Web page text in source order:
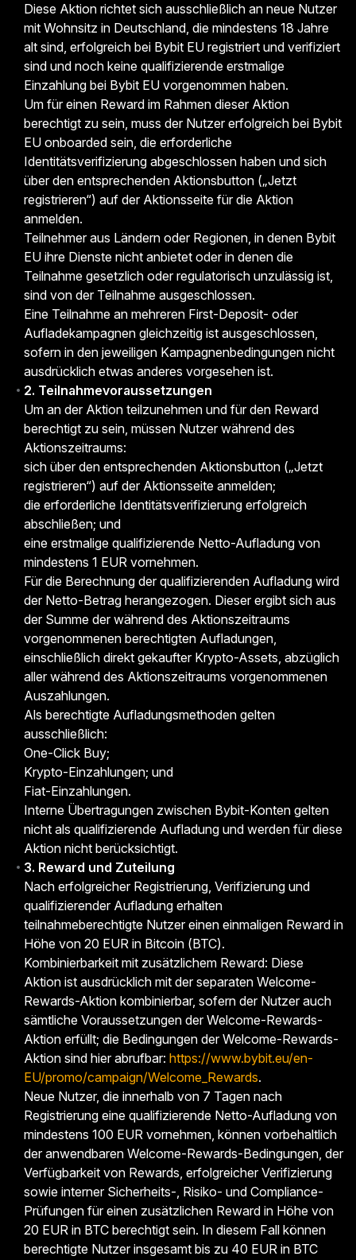
Diese Aktion richtet sich ausschließlich an neue Nutzer
mit Wohnsitz in Deutschland, die mindestens 18 Jahre
alt sind, erfolgreich bei Bybit EU registriert und verifiziert
sind und noch keine qualifizierende erstmalige
Einzahlung bei Bybit EU vorgenommen haben.
Um für einen Reward im Rahmen dieser Aktion
berechtigt zu sein, muss der Nutzer erfolgreich bei Bybit
EU onboarded sein, die erforderliche
Identitätsverifizierung abgeschlossen haben und sich
über den entsprechenden Aktionsbutton („Jetzt
registrieren“) auf der Aktionsseite für die Aktion
anmelden.
Teilnehmer aus Ländern oder Regionen, in denen Bybit
EU ihre Dienste nicht anbietet oder in denen die
Teilnahme gesetzlich oder regulatorisch unzulässig ist,
sind von der Teilnahme ausgeschlossen.
Eine Teilnahme an mehreren First-Deposit- oder
Aufladekampagnen gleichzeitig ist ausgeschlossen,
sofern in den jeweiligen Kampagnenbedingungen nicht
ausdrücklich etwas anderes vorgesehen ist.
2. Teilnahmevoraussetzungen
Um an der Aktion teilzunehmen und für den Reward
berechtigt zu sein, müssen Nutzer während des
Aktionszeitraums:
sich über den entsprechenden Aktionsbutton („Jetzt
registrieren“) auf der Aktionsseite anmelden;
die erforderliche Identitätsverifizierung erfolgreich
abschließen; und
eine erstmalige qualifizierende Netto-Aufladung von
mindestens 1 EUR vornehmen.
Für die Berechnung der qualifizierenden Aufladung wird
der Netto-Betrag herangezogen. Dieser ergibt sich aus
der Summe der während des Aktionszeitraums
vorgenommenen berechtigten Aufladungen,
einschließlich direkt gekaufter Krypto-Assets, abzüglich
aller während des Aktionszeitraums vorgenommenen
Auszahlungen.
Als berechtigte Aufladungsmethoden gelten
ausschließlich:
One-Click Buy;
Krypto-Einzahlungen; und
Fiat-Einzahlungen.
Interne Übertragungen zwischen Bybit-Konten gelten
nicht als qualifizierende Aufladung und werden für diese
Aktion nicht berücksichtigt.
3. Reward und Zuteilung
Nach erfolgreicher Registrierung, Verifizierung und
qualifizierender Aufladung erhalten
teilnahmeberechtigte Nutzer einen einmaligen Reward in
Höhe von 20 EUR in Bitcoin (BTC).
Kombinierbarkeit mit zusätzlichem Reward: Diese
Aktion ist ausdrücklich mit der separaten Welcome-
Rewards-Aktion kombinierbar, sofern der Nutzer auch
sämtliche Voraussetzungen der Welcome-Rewards-
Aktion erfüllt; die Bedingungen der Welcome-Rewards-
Aktion sind hier abrufbar: https://www.bybit.eu/en-
EU/promo/campaign/Welcome_Rewards.
Neue Nutzer, die innerhalb von 7 Tagen nach
Registrierung eine qualifizierende Netto-Aufladung von
mindestens 100 EUR vornehmen, können vorbehaltlich
der anwendbaren Welcome-Rewards-Bedingungen, der
Verfügbarkeit von Rewards, erfolgreicher Verifizierung
sowie interner Sicherheits-, Risiko- und Compliance-
Prüfungen für einen zusätzlichen Reward in Höhe von
20 EUR in BTC berechtigt sein. In diesem Fall können
berechtigte Nutzer insgesamt bis zu 40 EUR in BTC